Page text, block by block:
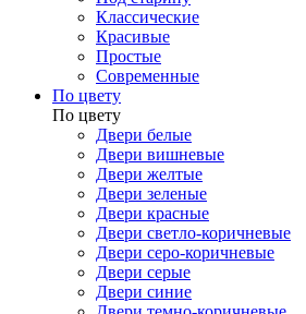
Классические
Красивые
Простые
Современные
По цвету
По цвету
Двери белые
Двери вишневые
Двери желтые
Двери зеленые
Двери красные
Двери светло-коричневые
Двери серо-коричневые
Двери серые
Двери синие